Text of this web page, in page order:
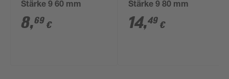
Stärke 9 60 mm
8,69 €
Stärke 9 80 mm
14,49 €